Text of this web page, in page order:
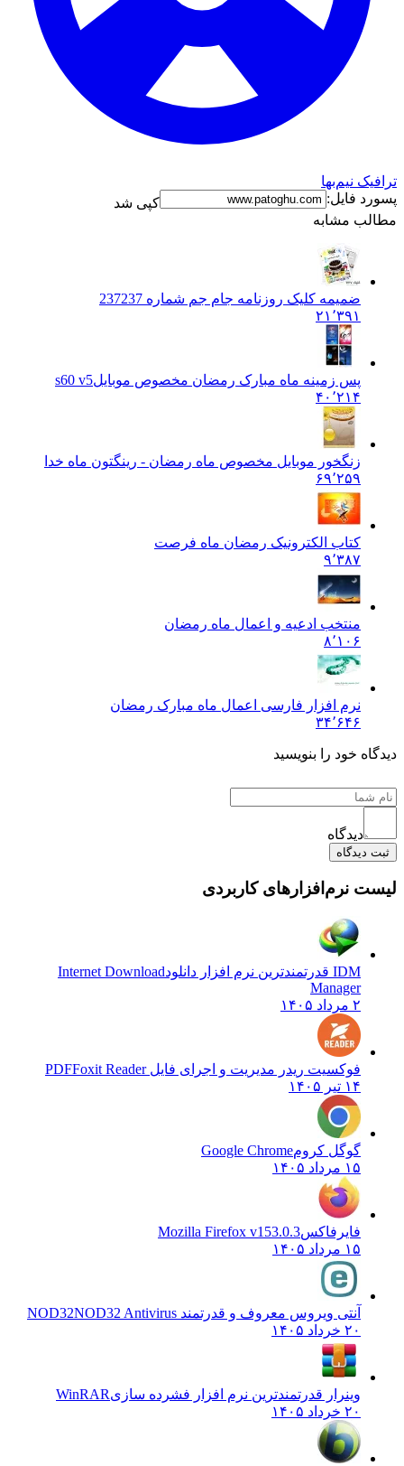
ترافیک نیم‌بها
پسورد فایل:
کپی شد
مطالب مشابه
ضمیمه کلیک روزنامه جام جم شماره 237 237
۲۱٬۳۹۱
پس زمینه ماه مبارک رمضان مخصوص موبایلs60 v5
۴۰٬۲۱۴
زنگخور موبایل مخصوص ماه رمضان - رینگتون ماه خدا
۶۹٬۲۵۹
کتاب الکترونیک رمضان ماه فرصت
۹٬۳۸۷
منتخب ادعیه و اعمال ماه رمضان
۸٬۱۰۶
نرم افزار فارسی اعمال ماه مبارک رمضان
۳۴٬۶۴۶
دیدگاه خود را بنویسید
دیدگاه
ثبت دیدگاه
لیست نرم‌افزارهای کاربردی
IDM قدرتمندترین نرم افزار دانلود
Internet Download
Manager
۲ مرداد ۱۴۰۵
فوکسیت ریدر مدیریت و اجرای فایل PDFFoxit Reader
۱۴ تیر ۱۴۰۵
گوگل کرومGoogle Chrome
۱۵ مرداد ۱۴۰۵
فایرفاکسMozilla Firefox v153.0.3
۱۵ مرداد ۱۴۰۵
آنتی ویروس معروف و قدرتمند NOD32 NOD32 Antivirus
۲۰ خرداد ۱۴۰۵
وینرار قدرتمندترین نرم افزار فشرده سازیWinRAR
۲۰ خرداد ۱۴۰۵